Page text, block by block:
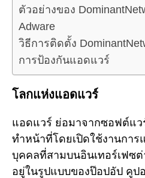
ตัวอย่างของ
Adware
วิธีการติดตั้ง
การป้องกันแอดแวร์
โลกแห่งแอดแวร์
แอดแวร์ ย่อมาจากซอฟต์แ
ทำหน้าที่โดยเปิดใช้งานการ
บุคคลที่สามบนอินเทอร์เฟซ
อยู่ในรูปแบบของป๊อปอัป คูปอ